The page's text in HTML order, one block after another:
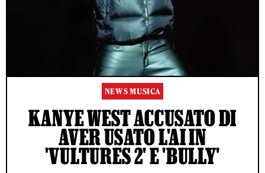
NEWS MUSICA
KANYE WEST ACCUSATO DI
AVER USATO L'AI IN
'VULTURES 2' E 'BULLY'